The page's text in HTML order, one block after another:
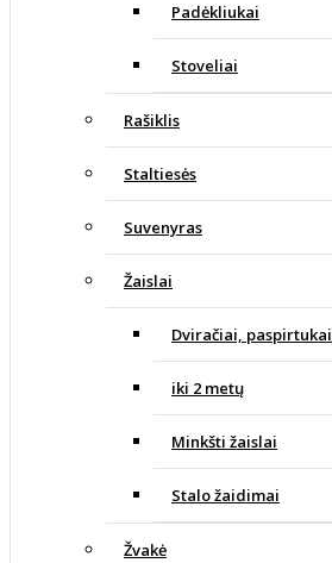
Padėkliukai
Stoveliai
Rašiklis
Staltiesės
Suvenyras
Žaislai
Dviračiai, paspirtukai
iki 2 metų
Minkšti žaislai
Stalo žaidimai
Žvakė